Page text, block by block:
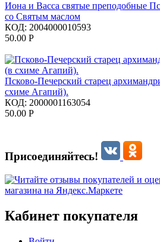
Иона и Васса святые преподобные
со Святым маслом
КОД: 2004000010593
50.00 Р
Псково-Печерский старец
схиме Агапий).
КОД: 2000001163054
50.00 Р
Присоединяйтесь!
Кабинет покупателя